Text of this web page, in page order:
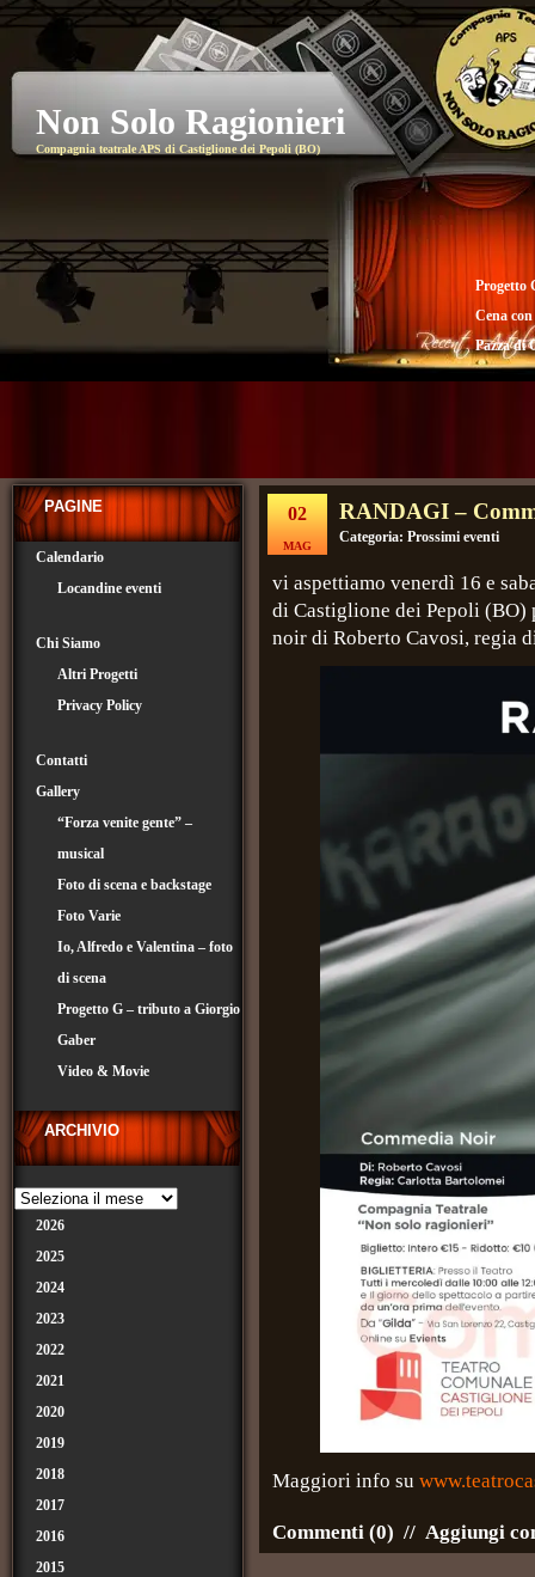
Non Solo Ragionieri
Compagnia teatrale APS di Castiglione dei Pepoli (BO)
Progetto
Cena
Pazza di
PAGINE
Calendario
Locandine eventi
Chi Siamo
Altri Progetti
Privacy Policy
Contatti
Gallery
“Forza venite gente” –
musical
Foto di scena e backstage
Foto Varie
Io, Alfredo e Valentina – foto
di scena
Progetto G – tributo a Giorgio
Gaber
Video & Movie
ARCHIVIO
2026
2025
2024
2023
2022
2021
2020
2019
2018
2017
2016
2015
02
MAG
RANDAGI –
Categoria: Prossimi eventi
vi aspettiamo venerdì 16 e
di Castiglione dei Pepoli (BO)
noir di Roberto Cavosi, regia
Maggiori info su
Commenti (0) // Aggiungi